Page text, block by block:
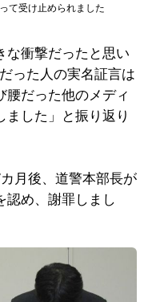
て受け止められました
な衝撃だったと思い
った人の実名証言は
腰だった他のメディ
ました」と振り返り
月後、道警本部長が
認め、謝罪しまし